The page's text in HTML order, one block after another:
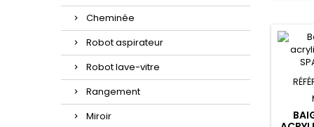
Cheminée
Robot aspirateur
Robot lave-vitre
Rangement
Miroir